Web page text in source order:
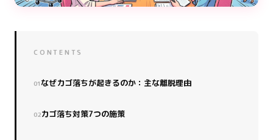
CONTENTS
なぜカゴ落ちが起きるのか：主な離脱理由
カゴ落ち対策7つの施策